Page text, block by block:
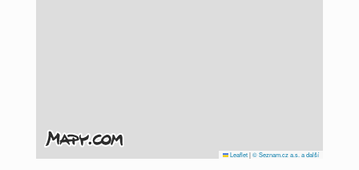
Leaflet|© Seznam.cz a.s. a další